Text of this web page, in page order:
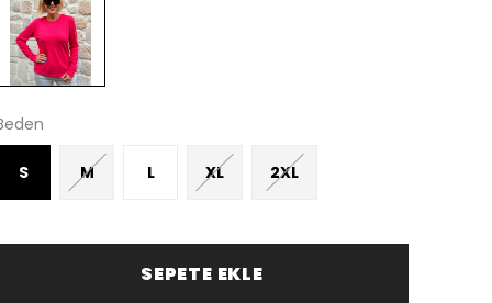
S M L XL 2XL
SEPETE EKLE